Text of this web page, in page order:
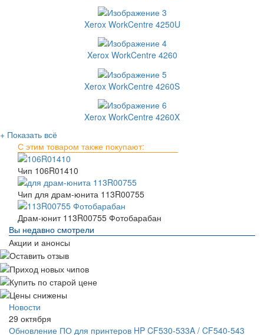
Xerox WorkCentre 4250U
Xerox WorkCentre 4260
Xerox WorkCentre 4260S
Xerox WorkCentre 4260X
+ Показать всё
С этим товаром также покупают:
Чип 106R01410
Чип для драм-юнита 113R00755
Драм-юнит 113R00755 Фотобарабан
Вы недавно смотрели
Акции и анонсы
Новости
29 октября
Обновление ПО для принтеров HP CF530-533A / CF540-543